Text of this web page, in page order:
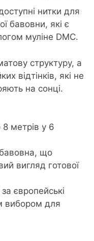
нитки для
бавовни, які є
муліне DMC.
структуру, а
відтінків, які не
на сонці.
метрів у 6
що
вигляд готової
європейські
вибором для